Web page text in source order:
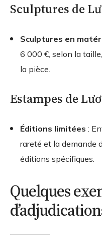
Sculptures de
Sculptures en
6 000 €, selon la
la pièce.
Estampes de
Éditions limitées :
rareté et la demande
éditions spécifiques.
Quelques